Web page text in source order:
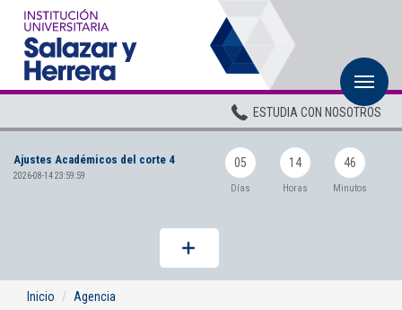
ESTUDIA CON NOSOTROS
Ajustes Académicos del corte 4
2026-08-14 23:59:59
05
Días
14
Horas
45
Minutos
Inicio Agencia
Pregrados
Planta Docente
ADMISIONES